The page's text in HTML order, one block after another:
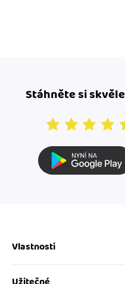
Stáhněte si
Vlastnosti
Fakturační vlastnosti
Online fakturace